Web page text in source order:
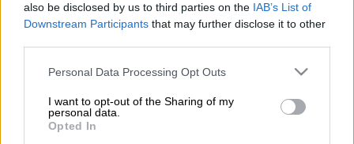
also be disclosed by us to third parties on the IAB’s List of
Downstream Participants that may further disclose it to other
Please note that this website/app uses one or more Google
not limited to your visit or usage behaviour. You may click to
grant or deny consent to Google and its third-party tags to
use your data for below specified purposes in below Google
Personal Data Processing Opt Outs
I want to opt-out of the Sharing of my
personal data.
Opted In
Σύμφωνα με την ΕΡΤ, ο αναβάτηςπαρέσυρε
εζό, τραυματίζοντας τον ελαφρά. Ο ίδιος,
δυστυχώς,τραυματίστηκε θανάσιμακαι
έχασε ακαριαία τη ζωή του.
ΔΙΑΒΑΣΤΕ ΕΠΙΣΗΣ